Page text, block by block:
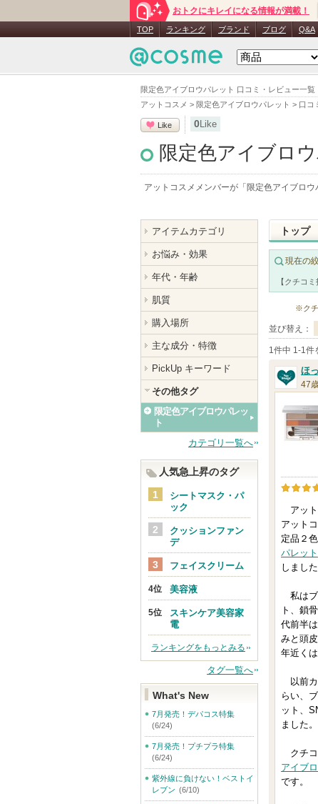
限定色アイブロウパレット 口コミ・レビュー一覧
アットコスメ > 限定色アイブロウパレット > 口コ
おトクにキレイになる情報が満載！
TOP ランキング ブランド ブログ Q&A
Like 0Like
限定色アイブロ
アットコスメメンバーが「 限定色アイブロウ
トップ
現在の
【クチコミ
※クチ
並び替え：
1件中 1-1件
ほ
47
アット
アット
定品２
パレット
しまし
私はブ
ト、鎖
代前半
みと頭
年近く
以前カ
らい、
ット、
ました。
クチコ
アイブ
です。
アイテムカテゴリ
お悩み・効果
年代・年齢
肌質
購入場所
主な成分・特徴
PickUp キーワード
その他タグ
限定色アイブロウパレッ
ト
カテゴリ一覧へ
人気急上昇のタグ
シートマスク・パ
ック
クッションファン
デ
フェイスクリーム
美容液
スキンケア美容家
電
ランキングをもっとみる
タグ一覧へ
What's New
7月発売！デパコス特集
(6/24)
7月発売！プチプラ特集
(6/24)
紫外線に負けない！ベストイ
レブン (6/10)